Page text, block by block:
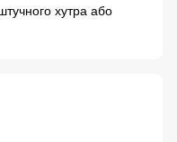
хутра або